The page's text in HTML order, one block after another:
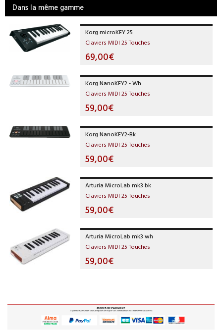
Dans la même gamme
Korg microKEY 25
Claviers MIDI 25 Touches
69,00€
Korg NanoKEY2 - Wh
Claviers MIDI 25 Touches
59,00€
Korg NanoKEY2-Bk
Claviers MIDI 25 Touches
59,00€
Arturia MicroLab mk3 bk
Claviers MIDI 25 Touches
59,00€
Arturia MicroLab mk3 wh
Claviers MIDI 25 Touches
59,00€